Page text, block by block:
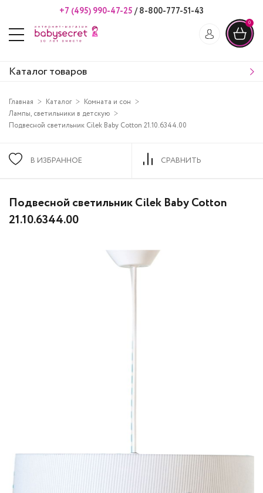
+7 (495) 990-47-25 /8-800-777-51-43
0
Каталог товаров
Главная Каталог
Комната и сон
Лампы, светильники в детскую
Подвесной светильник Cilek Baby Cotton 21.10.6344.00
В ИЗБРАННОЕ СРАВНИТЬ
Подвесной светильник Cilek Baby Cotton
21.10.6344.00